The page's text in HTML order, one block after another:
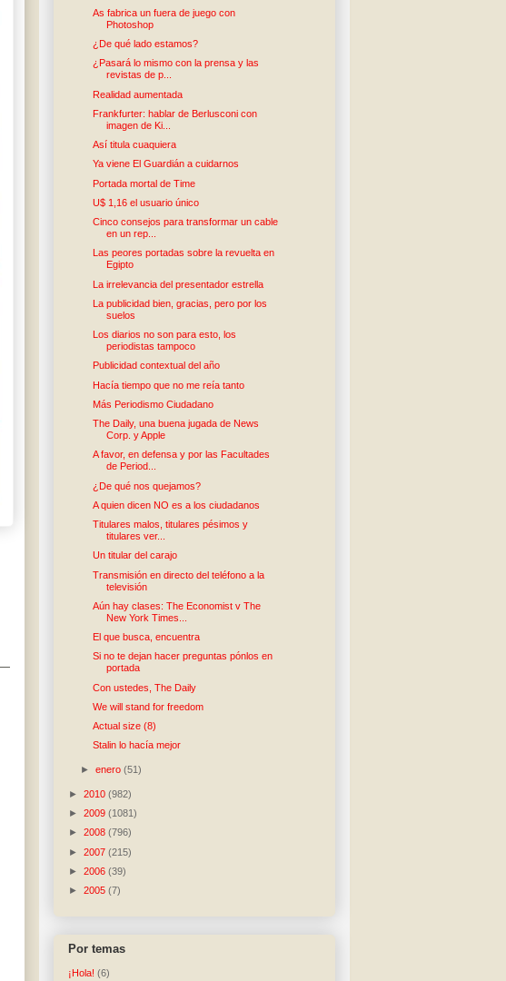
As fabrica un fuera de juego con
Photoshop
¿De qué lado estamos?
¿Pasará lo mismo con la prensa y las
revistas de p...
Realidad aumentada
Frankfurter: hablar de Berlusconi con
imagen de Ki...
Así titula cuaquiera
Ya viene El Guardián a cuidarnos
Portada mortal de Time
U$ 1,16 el usuario único
Cinco consejos para transformar un cable
en un rep...
Las peores portadas sobre la revuelta en
Egipto
La irrelevancia del presentador estrella
La publicidad bien, gracias, pero por los
suelos
Los diarios no son para esto, los
periodistas tampoco
Publicidad contextual del año
Hacía tiempo que no me reía tanto
Más Periodismo Ciudadano
The Daily, una buena jugada de News
Corp. y Apple
A favor, en defensa y por las Facultades
de Period...
¿De qué nos quejamos?
A quien dicen NO es a los ciudadanos
Titulares malos, titulares pésimos y
titulares ver...
Un titular del carajo
Transmisión en directo del teléfono a la
televisión
Aún hay clases: The Economist v The
New York Times...
El que busca, encuentra
Si no te dejan hacer preguntas pónlos en
portada
Con ustedes, The Daily
We will stand for freedom
Actual size (8)
Stalin lo hacía mejor
►enero(51)
► 2010 (982)
► 2009 (1081)
► 2008 (796)
► 2007 (215)
► 2006 (39)
► 2005 (7)
Por temas
¡Hola! (6)